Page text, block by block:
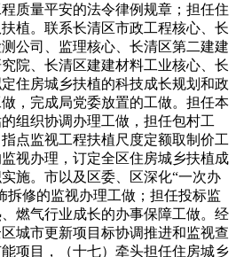
质量平安的法令律例规章；担任住
植。联系长清区市政工程核心、长
公司、监理核心、长清区第二建建
院、长清区建建材料工业核心、长
住房城乡扶植的科技成长规划和政
，完成局党委放置的工做。担任本
组织协调办理工做，担任包村工
点监视工程扶植尺度定额取制价工
视办理，订定全区住房城乡扶植成
施。市以及区委、区深化“一次办
拆修的监视办理工做；担任投标监
燃气行业成长的办事保障工做。经
城市更新项目标协调推进和监视查
项目，（十七）牵头担任住房城乡